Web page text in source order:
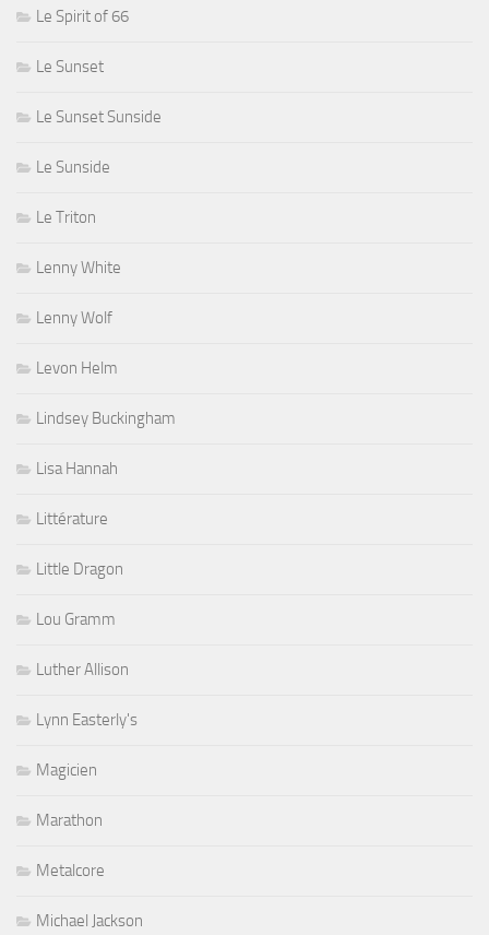
Le Spirit of 66
Le Sunset
Le Sunset Sunside
Le Sunside
Le Triton
Lenny White
Lenny Wolf
Levon Helm
Lindsey Buckingham
Lisa Hannah
Littérature
Little Dragon
Lou Gramm
Luther Allison
Lynn Easterly's
Magicien
Marathon
Metalcore
Michael Jackson